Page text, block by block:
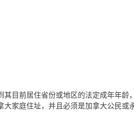
其目前居住省份或地区的法定成年年龄
大家庭住址，并且必须是加拿大公民或